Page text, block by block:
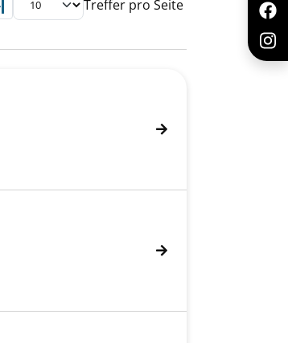
Letzte Seite Treffer pro Seite